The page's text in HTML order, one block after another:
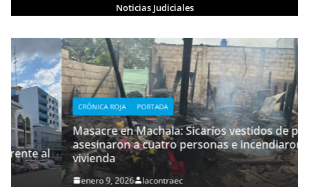
Noticias Judiciales
CRÓNICA ROJA PORTADA
Masacre en Machala: Sicarios vestidos de policías
asesinaron a cuatro personas e incendiaron su
vivienda
enero 9, 2026 lacontraec